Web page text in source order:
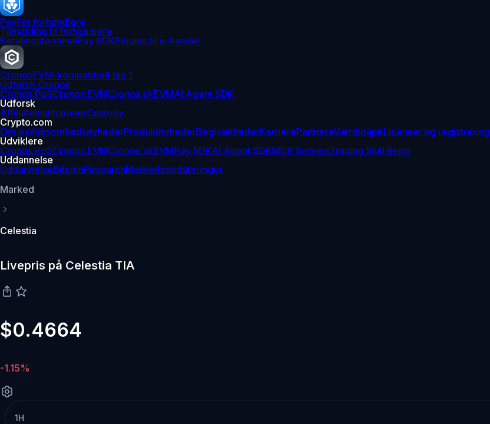
PayFor forhandlere
Tilmelding til forhandlere
BetalingsterminalPay SDKPlugins til e-handel
CronosEVM-kompatibelt lag 1
Udforsk Cronos
Cronos PoSCronos EVMCronos zkEVMAI Agent SDK
Udforsk
AffiliateInstitutionerCustody
Crypto.com
Om osVirksomhedsnyhederProduktnyhederBegivenhederKarrierePartnereVærdipapirLicenser og registrering
Udviklere
Cronos PoSCronos EVMCronos zkEVMPay SDKAI Agent SDKMCP ServersTrading Skill Repo
Uddannelse
UddannelseBitcoinResearchMarkedsopdateringer
Marked
Celestia
Livepris på Celestia TIA
$0.4664
-1.15%
1H